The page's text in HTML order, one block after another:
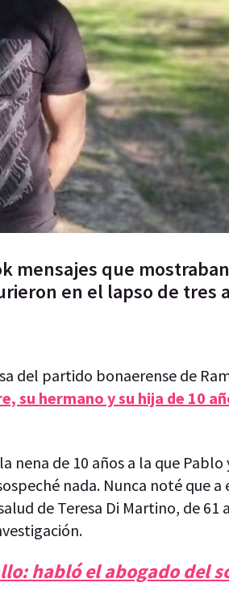
mensajes que
en el lapso de tres
del partido bonaerense de
su hermano y su hija de 10
nena de 10 años a la que
nada. Nunca noté que
de Teresa Di Martino, de 61
habló el abogado del